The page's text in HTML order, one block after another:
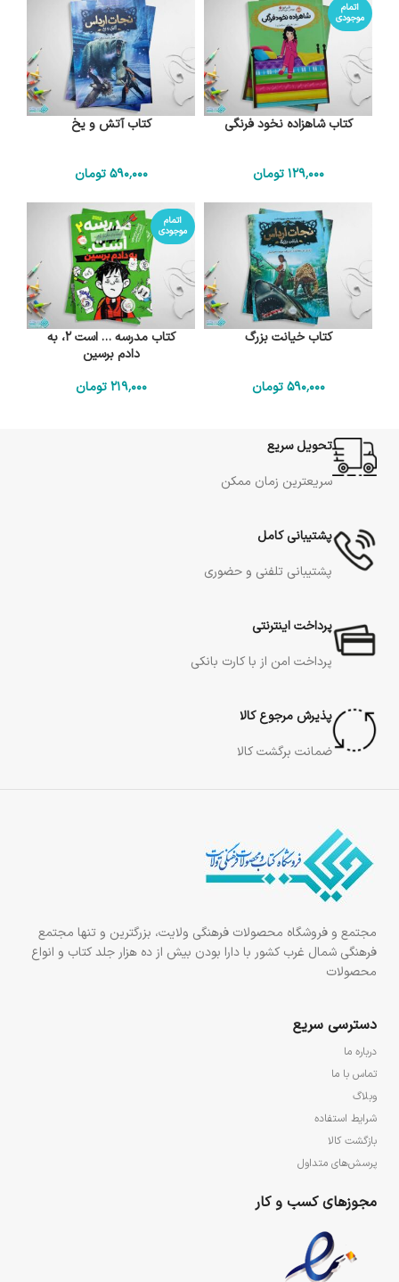
اتمام
موجودی
کتاب شاهزاده نخود فرنگی
129٬000 تومان
کتاب آتش و یخ
590٬000 تومان
کتاب خیانت بزرگ
590٬000 تومان
اتمام
موجودی
کتاب مدرسه … است 2، به
دادم برسین
219٬000 تومان
تحویل سریع
سریعترین زمان ممکن
پشتیبانی کامل
پشتیبانی تلفنی و حضوری
پرداخت اینترنتی
پرداخت امن از با کارت بانکی
پذیرش مرجوع کالا
ضمانت برگشت کالا
مجتمع و فروشگاه محصولات فرهنگی ولایت، بزرگترین و تنها مجتمع
فرهنگی شمال غرب کشور با دارا بودن بیش از ده هزار جلد کتاب و انواع
محصولات
دسترسی سریع
درباره ما
تماس با ما
وبلاگ
شرایط استفاده
بازگشت کالا
پرسش‌های متداول
مجوزهای کسب و کار